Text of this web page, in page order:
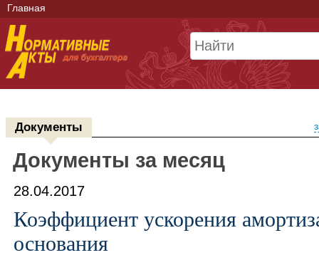
Главная
Документы
Документы за месяц
28.04.2017
Коэффициент ускорения
основания